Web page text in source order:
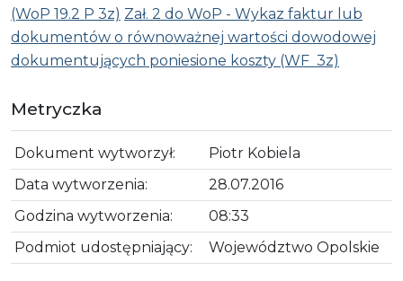
(WoP 19.2 P 3z) Zał. 2 do WoP - Wykaz faktur lub
dokumentów o równoważnej wartości dowodowej
dokumentujących poniesione koszty (WF 3z)
Metryczka
Dokument wytworzył:
Piotr Kobiela
Data wytworzenia:
28.07.2016
Godzina wytworzenia:
08:33
Podmiot udostępniający:
Województwo Opolskie